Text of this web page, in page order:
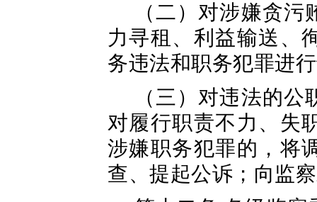
（二）对涉嫌贪
力寻租、利益输送、
务违法和职务犯罪进
（三）对违法的
对履行职责不力、失
涉嫌职务犯罪的，将
查、提起公诉；向监